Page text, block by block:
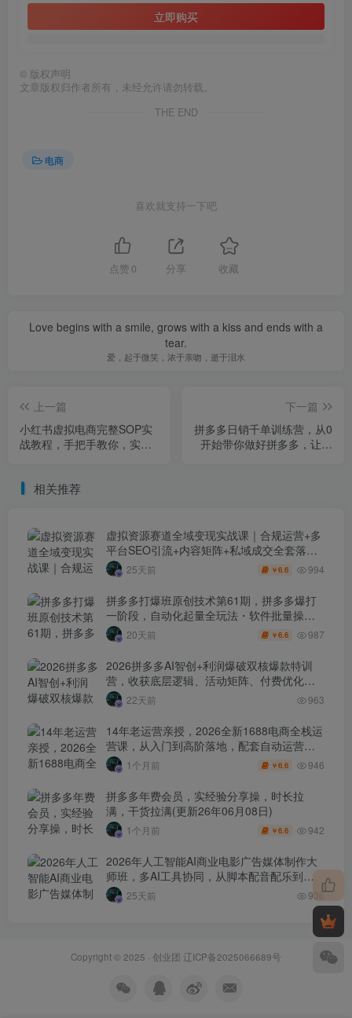
立即购买
© 版权声明
文章版权归作者所有，未经允许请勿转载。
THE END
电商
喜欢就支持一下吧
点赞 0 分享 收藏
Love begins with a smile, grows with a kiss and ends with a
tear.
爱，起于微笑，浓于亲吻，逝于泪水
上一篇
小红书虚拟电商完整SOP实
战教程，手把手教你，实现
下一篇
拼多多日销千单训练营，从0
开始带你做好拼多多，让日
相关推荐
虚拟资源赛道全域变现实战课｜合规运营+多
平台SEO引流+内容矩阵+私域成交全套落地
玩法25天前 ￥6.6 994
拼多多打爆班原创技术第61期，拼多多爆打
一阶段，自动化起量全玩法・软件批量操
作・投产优化・大促矩阵实战课
20天前 ￥6.6 987
2026拼多多AI智创+利润爆破双核爆款特训
营，收获底层逻辑、活动矩阵、付费优化、
0-1打爆SOP
22天前 963
14年老运营亲授，2026全新1688电商全栈运
营课，从入门到高阶落地，配套自动运营表
+工具包+直播诊断等
1个月前 ￥6.6 946
拼多多年费会员，实经验分享操，时长拉
满，干货拉满(更新26年06月08日)
1个月前 ￥6.6 942
2026年人工智能AI商业电影广告媒体制作大
师班，多AI工具协同，从脚本配音配乐到电
影级短片、品牌广告全流程实战（中英字
幕）
25天前 936
Copyright © 2025 · 创业团 辽ICP备2025066689号